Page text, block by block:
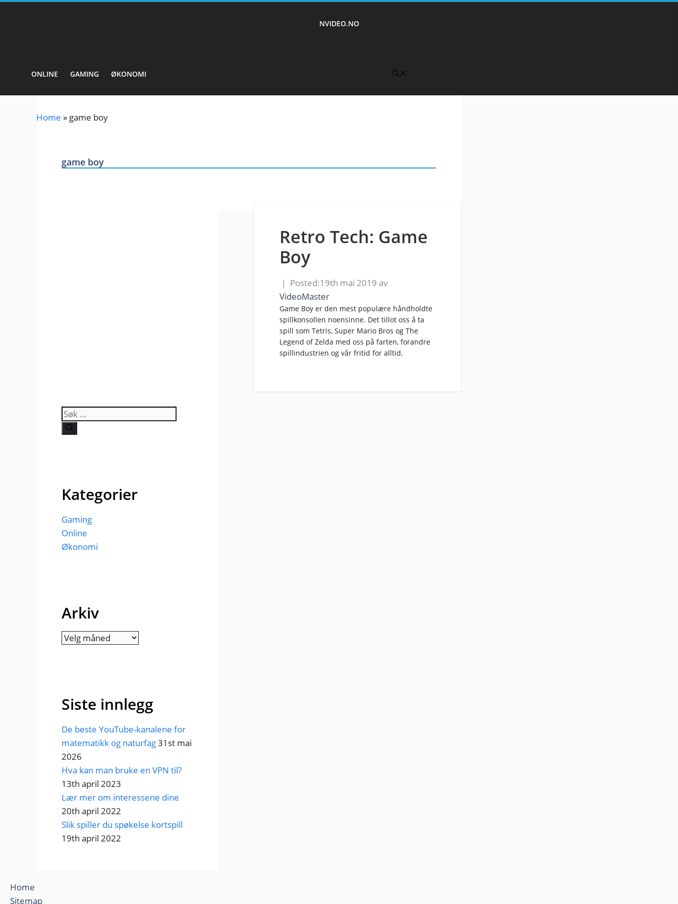
NVIDEO.NO
ONLINE GAMING ØKONOMI
Home » game boy
game boy
Retro Tech: Game
Boy
19th mai 2019 av
VideoMaster
Game Boy er den mest populære håndholdte
spillkonsollen noensinne. Det tillot oss å ta
spill som Tetris, Super Mario Bros og The
Legend of Zelda med oss på farten, forandre
spillindustrien og vår fritid for alltid.
Søk
etter:
Kategorier
Gaming
Online
Økonomi
Arkiv
Arkiv
Siste innlegg
De beste YouTube-kanalene for
matematikk og naturfag31st mai
2026
Hva kan man bruke en VPN til?
13th april 2023
Lær mer om interessene dine
20th april 2022
Slik spiller du spøkelse kortspill
19th april 2022
Home
Sitemap